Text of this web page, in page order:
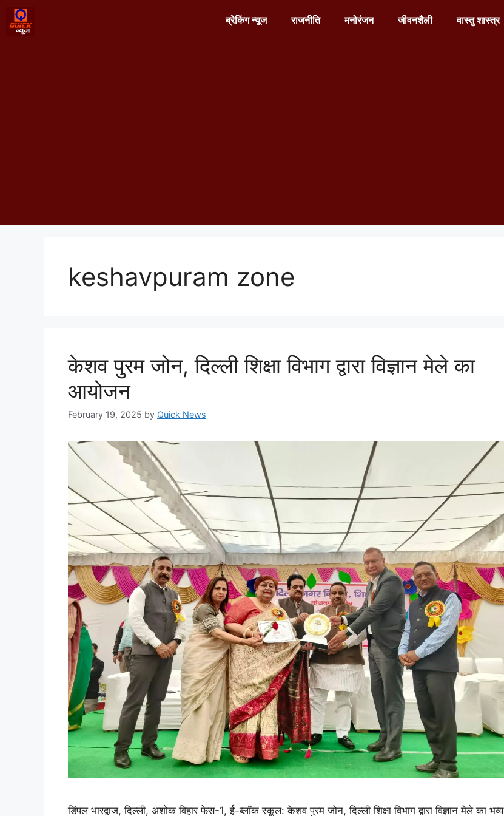
ब्रेकिंग न्यूज राजनीति मनोरंजन जीवनशैली वास्तु शास्त्र
keshavpuram zone
केशव पुरम जोन, दिल्ली शिक्षा विभाग द्वारा विज्ञान मेले का
आयोजन
February 19, 2025 by Quick News
डिंपल भारद्वाज, दिल्ली, अशोक विहार फेस-1, ई-ब्लॉक स्कूल: केशव पुरम जोन, दिल्ली शिक्षा विभाग द्वारा विज्ञान मेले का भव्य